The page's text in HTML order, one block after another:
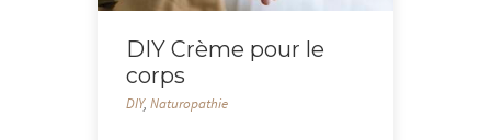
DIY Crème pour le
corps
DIY,Naturopathie